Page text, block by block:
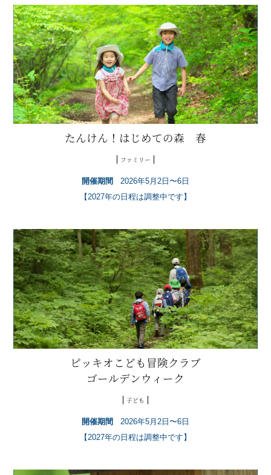
たんけん！はじめての森 春
ファミリー
開催期間
2026年5月2日〜6日
【2027年の日程は調整中です】
ピッキオこども冒険クラブ
ゴールデンウィーク
子ども
開催期間
2026年5月2日〜6日
【2027年の日程は調整中です】